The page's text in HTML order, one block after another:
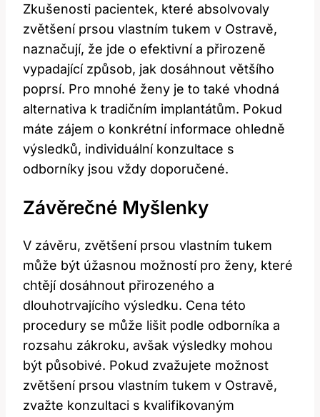
Zkušenosti pacientek, které absolvovaly
zvětšení prsou vlastním tukem v Ostravě,
naznačují, že jde o efektivní a přirozeně
vypadající způsob, jak dosáhnout většího
poprsí. ‍Pro mnohé ženy⁤ je to také ⁣vhodná
alternativa k tradičním implantátům. Pokud
máte zájem o konkrétní informace⁢ ohledně
výsledků,‍ individuální ⁢konzultace ‍s ​
odborníky jsou vždy doporučené.
Závěrečné Myšlenky
V závěru, ⁣zvětšení prsou‌ vlastním tukem
může ⁤být úžasnou možností pro ženy, které
chtějí dosáhnout přirozeného a
dlouhotrvajícího​ výsledku. Cena ⁤této
procedury se ​může lišit podle odborníka a
‍rozsahu ‌zákroku, avšak⁢ výsledky mohou‌
být ‍působivé. ‌Pokud⁢ zvažujete možnost
zvětšení prsou ‌vlastním‍ tukem v Ostravě,⁤
zvažte konzultaci s⁣ kvalifikovaným